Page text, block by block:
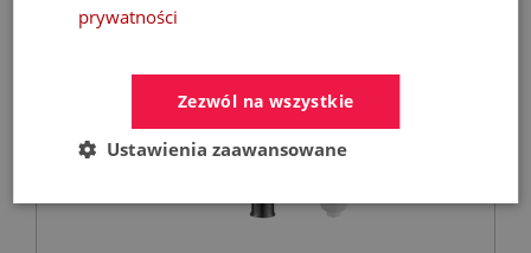
prywatności
Zezwól na wszystkie
Ustawienia zaawansowane